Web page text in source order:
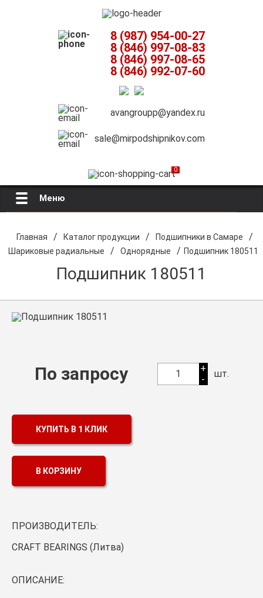
8 (987) 954-00-27
8 (846) 997-08-83
8 (846) 997-08-65
8 (846) 992-07-60
avangroupp@yandex.ru
sale@mirpodshipnikov.com
0
Меню
О компании
Оптовикам
Цепи
Главная / Каталог продукции / Подшипники в Самаре /
Шариковые радиальные / Однорядные / Подшипник 180511
Подшипник 180511
По запросу 1
+
-
шт.
КУПИТЬ В 1 КЛИК
В КОРЗИНУ
ПРОИЗВОДИТЕЛЬ:
CRAFT BEARINGS (Литва)
ОПИСАНИЕ: